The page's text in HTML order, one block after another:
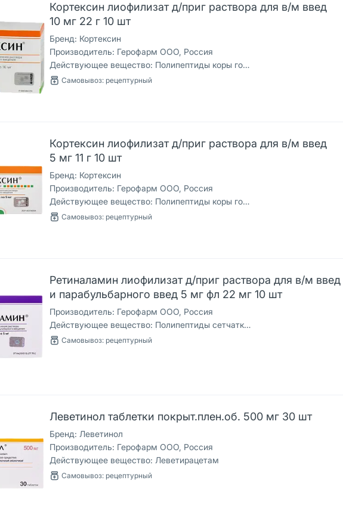
Кортексин лиофилизат д/приг раствора для в/м введ
10 мг 22 г 10 шт
Бренд: Кортексин
Производитель: Герофарм ООО, Россия
Действующее вещество: Полипептиды коры головного мозга скота
Самовывоз: рецептурный
Кортексин лиофилизат д/приг раствора для в/м введ
5 мг 11 г 10 шт
Бренд: Кортексин
Производитель: Герофарм ООО, Россия
Действующее вещество: Полипептиды коры головного мозга скота
Самовывоз: рецептурный
Ретиналамин лиофилизат д/приг раствора для в/м введ
и парабульбарного введ 5 мг фл 22 мг 10 шт
Производитель: Герофарм ООО, Россия
Действующее вещество: Полипептиды сетчатки глаз скота
Самовывоз: рецептурный
Леветинол таблетки покрыт.плен.об. 500 мг 30 шт
Бренд: Леветинол
Производитель: Герофарм ООО, Россия
Действующее вещество: Леветирацетам
Самовывоз: рецептурный